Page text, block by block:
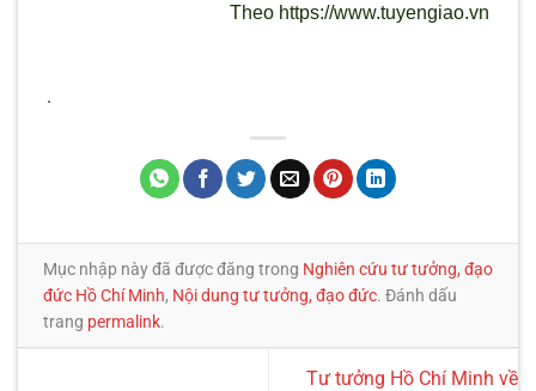
Theo https://www.tuyengiao.vn
.
Mục nhập này đã được đăng trong Nghiên cứu tư tưởng, đạo
đức Hồ Chí Minh, Nội dung tư tưởng, đạo đức. Đánh dấu
trang permalink.
Tư tưởng Hồ Chí Minh về